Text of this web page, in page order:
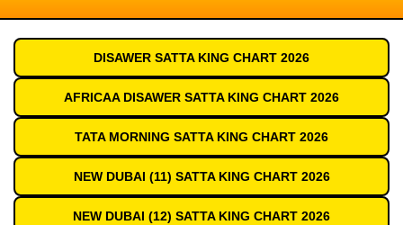
DISAWER SATTA KING CHART 2026
AFRICAA DISAWER SATTA KING CHART 2026
TATA MORNING SATTA KING CHART 2026
NEW DUBAI (11) SATTA KING CHART 2026
NEW DUBAI (12) SATTA KING CHART 2026